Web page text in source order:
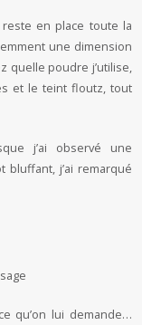
en place toute la
une dimension
quelle poudre j’utilise,
et le teint floutz, tout
j’ai observé une
bluffant, j’ai remarqué
qu’on lui demande…